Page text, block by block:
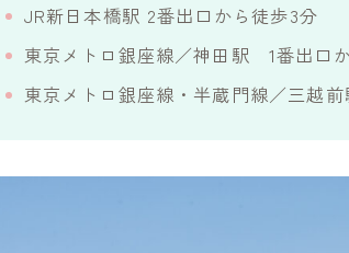
JR新日本橋駅 2番出口から徒歩3分
東京メトロ銀座線／神田駅 1番出口
東京メトロ銀座線・半蔵門線／三越